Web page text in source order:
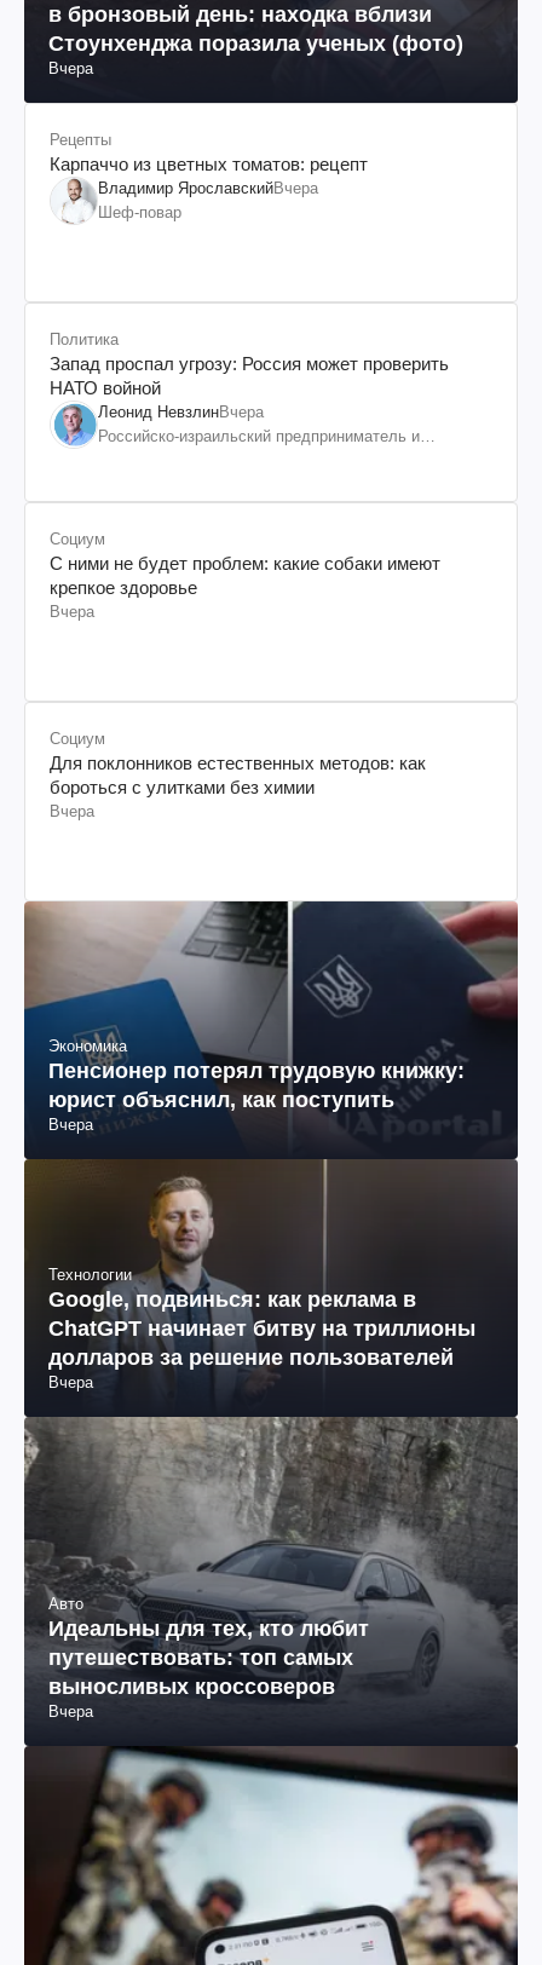
в бронзовый день: находка вблизи
Стоунхенджа поразила ученых (фото)
Вчера
Рецепты
Карпаччо из цветных томатов: рецепт
Владимир ЯрославскийВчера
Шеф-повар
Политика
Запад проспал угрозу: Россия может проверить
НАТО войной
Леонид НевзлинВчера
Российско-израильский предприниматель и
Социум
С ними не будет проблем: какие собаки имеют
крепкое здоровье
Вчера
Социум
Для поклонников естественных методов: как
бороться с улитками без химии
Вчера
Экономика
Пенсионер потерял трудовую книжку:
юрист объяснил, как поступить
Вчера
Технологии
Google, подвинься: как реклама в
ChatGPT начинает битву на триллионы
долларов за решение пользователей
Вчера
Авто
Идеальны для тех, кто любит
путешествовать: топ самых
выносливых кроссоверов
Вчера